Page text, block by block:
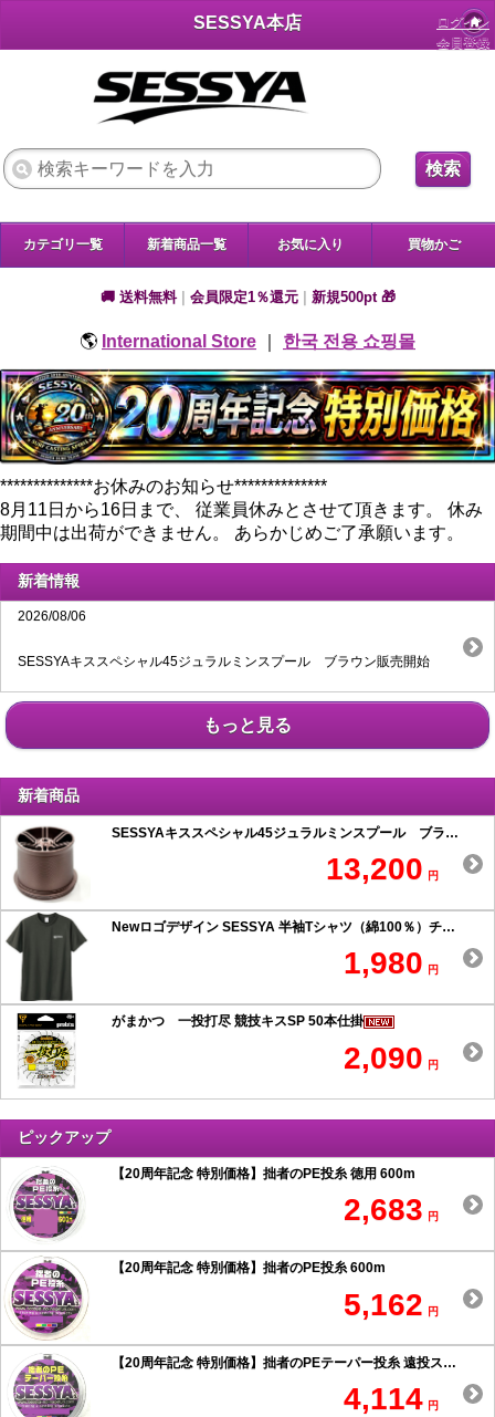
SESSYA本店
ログイン
会員登録
検索
カテゴリ一覧 新着商品一覧 お気に入り 買物かご
🚚 送料無料 会員限定1％還元 新規500pt 🎁
🌎 International Store 한국 전용 쇼핑몰
**************お休みのお知らせ**************
8月11日から16日まで、 従業員休みとさせて頂きます。 休み
期間中は出荷ができません。 あらかじめご了承願います。
新着情報
2026/08/06
SESSYAキススペシャル45ジュラルミンスプール ブラウン販売開始
もっと見る
新着商品
SESSYAキススペシャル45ジュラルミンスプール ブラウン
13,200 円
Newロゴデザイン SESSYA 半袖Tシャツ（綿100％）チャコール
1,980 円
がまかつ 一投打尽 競技キスSP 50本仕掛
2,090 円
ピックアップ
【20周年記念 特別価格】拙者のPE投糸 徳用 600m
2,683 円
【20周年記念 特別価格】拙者のPE投糸 600m
5,162 円
【20周年記念 特別価格】拙者のPEテーパー投糸 遠投スペシャル 0.6号以上
4,114 円